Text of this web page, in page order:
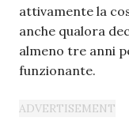
attivamente la
anche qualora
almeno tre anni
funzionante.